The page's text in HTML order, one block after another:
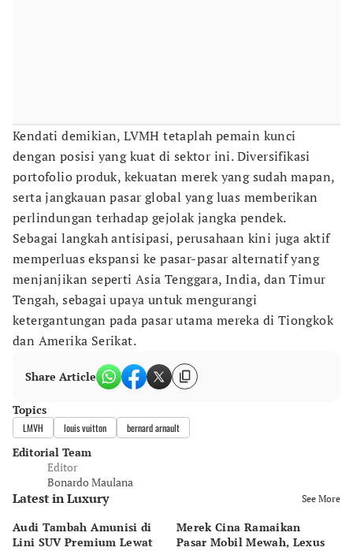
Kendati demikian, LVMH tetaplah pemain kunci
dengan posisi yang kuat di sektor ini. Diversifikasi
portofolio produk, kekuatan merek yang sudah mapan,
serta jangkauan pasar global yang luas memberikan
perlindungan terhadap gejolak jangka pendek.
Sebagai langkah antisipasi, perusahaan kini juga aktif
memperluas ekspansi ke pasar-pasar alternatif yang
menjanjikan seperti Asia Tenggara, India, dan Timur
Tengah, sebagai upaya untuk mengurangi
ketergantungan pada pasar utama mereka di Tiongkok
dan Amerika Serikat.
Share Article
Topics
LMVH louis vuitton bernard arnault
Editorial Team
Editor
Bonardo Maulana
Latest in Luxury See More
Audi Tambah Amunisi di
Lini SUV Premium Lewat
Merek Cina Ramaikan
Pasar Mobil Mewah, Lexus